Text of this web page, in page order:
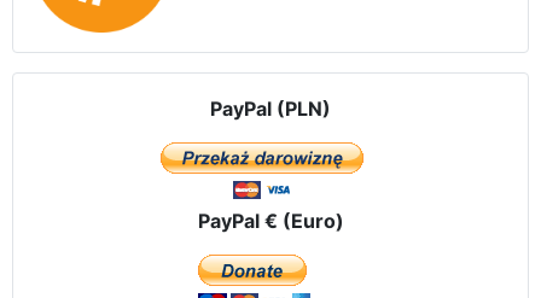
PayPal (PLN)
PayPal € (Euro)